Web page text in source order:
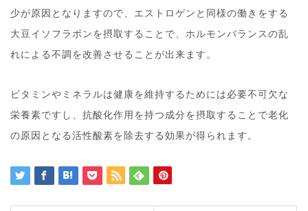
少が原因となりますので、エストロゲンと同様の働きをする
大豆イソフラボンを摂取することで、ホルモンバランスの乱
れによる不調を改善させることが出来ます。
ビタミンやミネラルは健康を維持するためには必要不可欠な
栄養素ですし、抗酸化作用を持つ成分を摂取することで老化
の原因となる活性酸素を除去する効果が得られます。